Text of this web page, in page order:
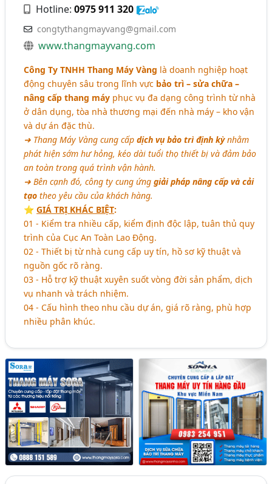
Hotline:0975 911 320
congtythangmayvang@gmail.com
www.thangmayvang.com
Công Ty TNHH Thang Máy Vàng là doanh nghiệp hoạt
động chuyên sâu trong lĩnh vực bảo trì – sửa chữa –
nâng cấp thang máy phục vụ đa dạng công trình từ nhà
ở dân dụng, tòa nhà thương mại đến nhà máy – kho vận
và dự án đặc thù.
➜ Thang Máy Vàng cung cấpdịch vụ bảo trì định kỳnhằm
phát hiện sớm hư hỏng, kéo dài tuổi thọ thiết bị và đảm bảo
an toàn trong quá trình vận hành.
➜ Bên cạnh đó, công ty cung ứnggiải pháp nâng cấp và cải
tạo theo yêu cầu của khách hàng.
⭐️GIÁ TRỊ KHÁC BIỆT:
01 - Kiểm tra nhiều cấp, kiểm định độc lập, tuân thủ quy
trình của Cục An Toàn Lao Động.
02 - Thiết bị từ nhà cung cấp uy tín, hồ sơ kỹ thuật và
nguồn gốc rõ ràng.
03 - Hỗ trợ kỹ thuật xuyên suốt vòng đời sản phẩm, dịch
vụ nhanh và trách nhiệm.
04 - Cấu hình theo nhu cầu dự án, giá rõ ràng, phù hợp
nhiều phân khúc.